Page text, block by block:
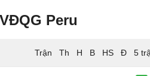
Peru
5